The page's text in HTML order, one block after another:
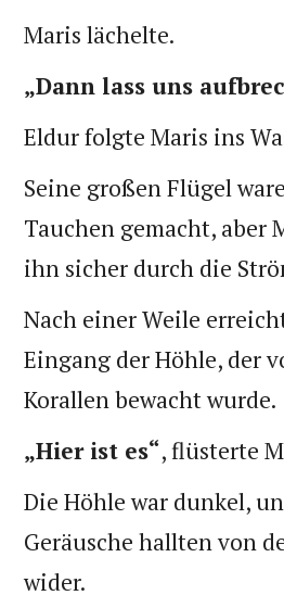
Maris lächelte.
„Dann lass uns
Eldur folgte Maris ins
Seine großen Flügel
Tauchen gemacht, aber
ihn sicher durch die
Nach einer Weile
Eingang der Höhle, der
Korallen bewacht wurde.
„Hier ist es“, flüsterte
Die Höhle war dunkel,
Geräusche hallten von
wider.